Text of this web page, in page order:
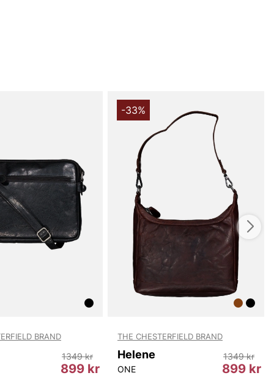
att anpassa bärkomforten efter din stil och längd.
äkta läder kommer Lena med en naturlig, hållbar
tidlös design som aldrig går ur stil. Denna damvänliga
från The Chesterfield Brand kombinerar klassisk
detaljer, vilket gör Lena till ett pålitligt val för
en snygg, organiserad och långvarig väska som
jeans till klänning.
handlar i vår webbshop. Besök oss även i vår butik i
mer på www.vfo.se
BRAND
899 kr
1349 kr
-33%
THE CHESTERFIELD BRAND
Helene
ONE 899 kr
1349 kr